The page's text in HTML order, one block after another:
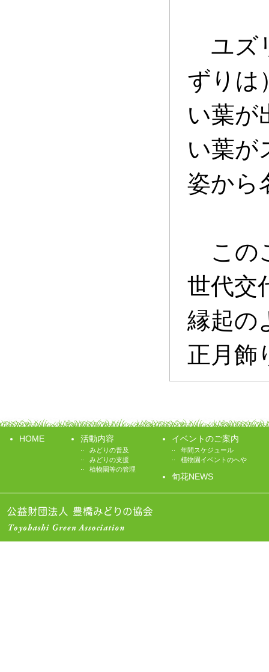
ユズ
ずりは
い葉が
い葉
姿から
この
世代交
縁起の
正月飾
HOME 活動内容
みどりの普及
みどりの支援
植物園等の管理
イベントのご案内
年間スケジュール
植物園イベントのへや
旬花NEWS